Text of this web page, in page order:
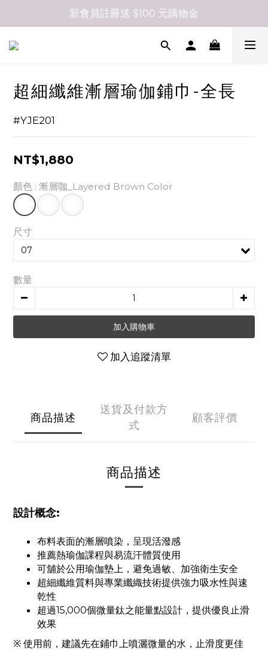
新會員註冊送 $100 元購物金
超細纖維漸層瑜伽鋪巾-全長
#YJE201
NT$1,880
顏色 : 漸層咖_Layered Brown Color
尺寸
數量
加入購物車
加入追蹤清單
商品描述
送貨及付款方
式
顧客評價
商品描述
設計概念:
布料表面的漸層噴染，呈現活潑感
推薦熱瑜伽課程與易流汗體質使用
可舖於公用瑜伽墊上，避免過敏、加強衛生安全
超細纖維質料與專業纖織技術提供強力吸水性與速
乾性
超過15,000個微量鈦之能量點設計，提供優良止滑
效果
※ 使用前，建議先在鋪巾上噴灑微量的水，止滑度更佳